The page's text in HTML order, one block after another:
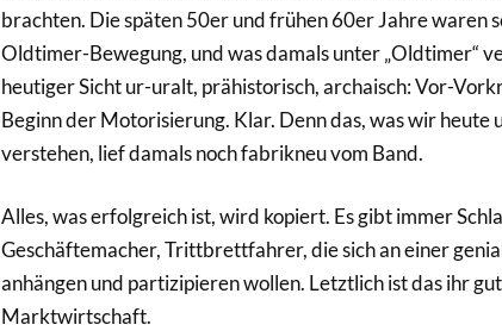
brachten. Die späten 50er und frühen 60er Jahre waren
Oldtimer-Bewegung, und was damals unter „Oldtimer“
heutiger Sicht ur-uralt, prähistorisch, archaisch: Vor-
Beginn der Motorisierung. Klar. Denn das, was wir heute
verstehen, lief damals noch fabrikneu vom Band.
Alles, was erfolgreich ist, wird kopiert. Es gibt immer
Geschäftemacher, Trittbrettfahrer, die sich an einer
anhängen und partizipieren wollen. Letztlich ist das ihr
Marktwirtschaft.